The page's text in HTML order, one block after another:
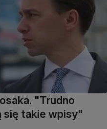
"Trudno
się takie wpisy"